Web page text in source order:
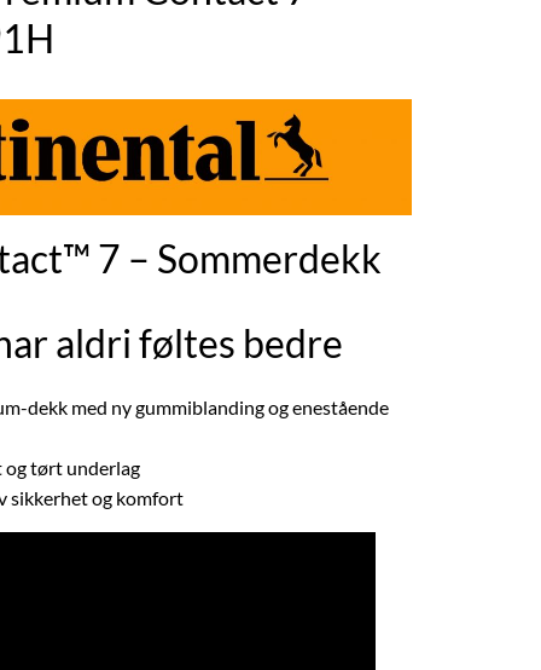
7 – Sommerdekk
aldri føltes bedre
dekk med ny gummiblanding og enestående
og tørt underlag
sikkerhet og komfort